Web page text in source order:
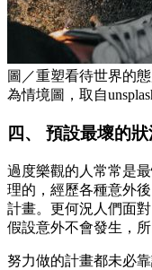
圖／重塑看待世界的
為情境圖，取自
四、 預設最壞的
過度樂觀的人常常是
理的，經歷各種意外
計畫。更何況人們面
假設意外不會發生，
努力做的計畫都未必